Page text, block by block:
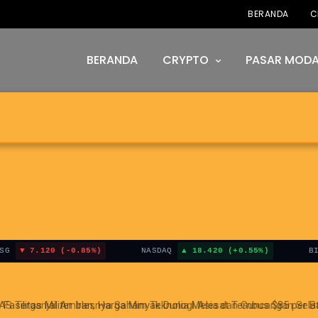
BERANDA
BERANDA CRYPTO PASAR
(-0.85%) NASDAQ 18.420 (+0.55%) BITCOIN
Amblesnya Saham Teknologi Asia dan Guncangan Selat